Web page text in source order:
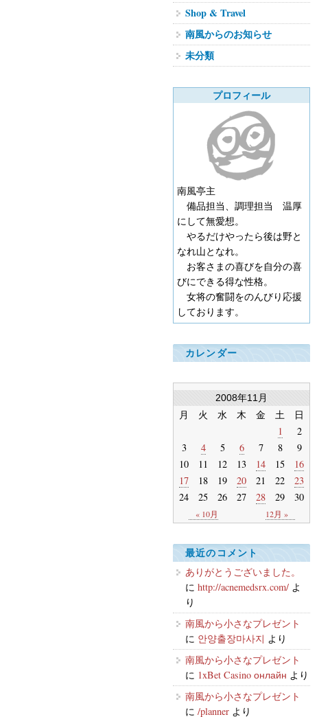
Shop & Travel
南風からのお知らせ
未分類
プロフィール
南風亭主
備品担当、調理担当 温厚
にして無愛想。
やるだけやったら後は野と
なれ山となれ。
お客さまの喜びを自分の喜
びにできる得な性格。
女将の奮闘をのんびり応援
しております。
カレンダー
2008年11月
月 火 水 木 金 土 日
« 10月 12月 »
1
2
3
4 5 6 7 8
9
10
11 12 13 14 15
16
17
18 19 20 21 22
23
24
25 26 27 28 29 30
最近のコメント
ありがとうございました。
に http://acnemedsrx.com/ よ
り
南風から小さなプレゼント
に 안양출장마사지 より
南風から小さなプレゼント
に 1xBet Casino онлайн より
南風から小さなプレゼント
に /planner より